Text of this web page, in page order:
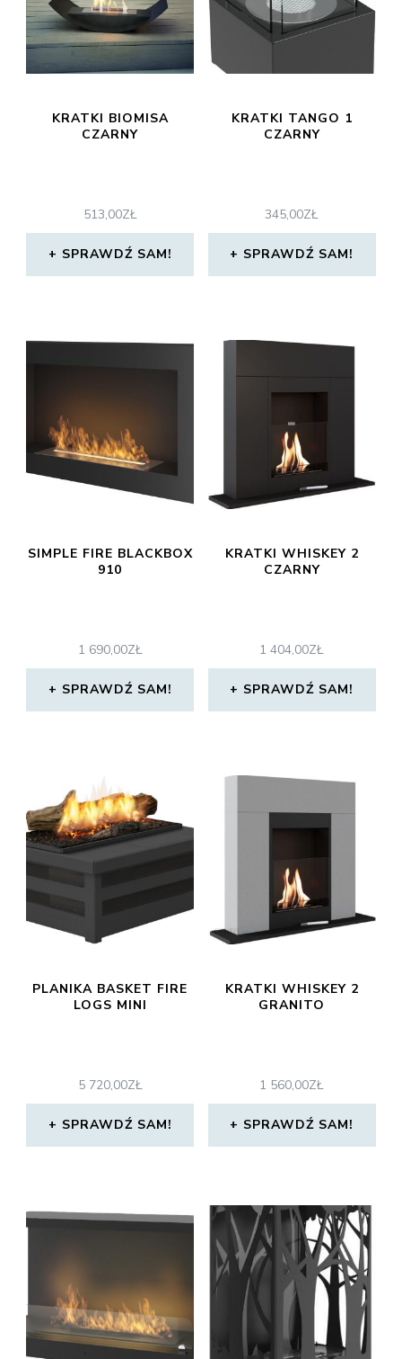
KRATKI BIOMISA
CZARNY
513,00ZŁ
SPRAWDŹ SAM!
KRATKI TANGO 1
CZARNY
345,00ZŁ
SPRAWDŹ SAM!
SIMPLE FIRE BLACKBOX
910
1 690,00ZŁ
SPRAWDŹ SAM!
KRATKI WHISKEY 2
CZARNY
1 404,00ZŁ
SPRAWDŹ SAM!
PLANIKA BASKET FIRE
LOGS MINI
5 720,00ZŁ
SPRAWDŹ SAM!
KRATKI WHISKEY 2
GRANITO
1 560,00ZŁ
SPRAWDŹ SAM!